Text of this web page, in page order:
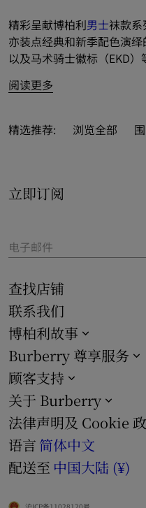
精彩呈献博柏利男士袜款系
亦装点经典和新季配色演
以及马术骑士徽标（EKD）
于官网一览全线系列精品，
阅读更多
精选推荐: 浏览全部
立即订阅
电子邮件
查找店铺
联系我们
博柏利故事
Burberry 尊享服务
顾客支持
关于 Burberry
法律声明及 Cookie
语言 简体中文
配送至 中国大陆 (¥)